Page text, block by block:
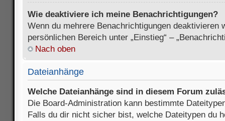
Wie deaktiviere ich meine Benachrichtigungen?
Wenn du mehrere Benachrichtigungen deaktivieren
persönlichen Bereich unter „Einstieg“ –
Nach oben
Dateianhänge
Welche Dateianhänge sind in diesem Forum
Die Board-Administration kann bestimmte
Falls du dir nicht sicher bist, welche Dateitypen du